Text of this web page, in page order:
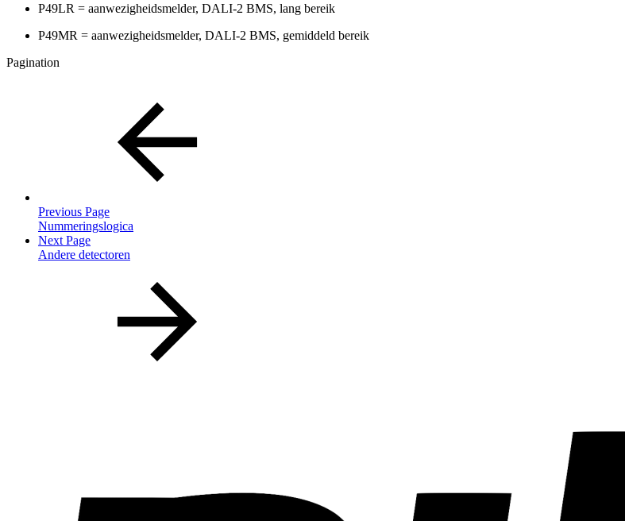
P49LR = aanwezigheidsmelder, DALI-2 BMS, lang bereik
P49MR = aanwezigheidsmelder, DALI-2 BMS, gemiddeld bereik
Pagination
Previous Page
Nummeringslogica
Next Page
Andere detectoren